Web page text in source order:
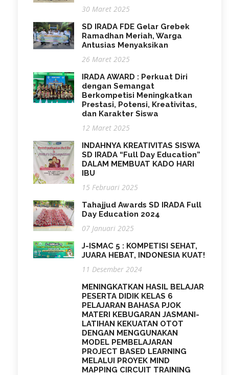
30 Maret 2025
SD IRADA FDE Gelar Grebek
Ramadhan Meriah, Warga
Antusias Menyaksikan
26 Maret 2025
IRADA AWARD : Perkuat Diri
dengan Semangat
Berkompetisi Meningkatkan
Prestasi, Potensi, Kreativitas,
dan Karakter Siswa
12 Maret 2025
INDAHNYA KREATIVITAS SISWA
SD IRADA “Full Day Education”
DALAM MEMBUAT KADO HARI
IBU
15 Februari 2025
Tahajjud Awards SD IRADA Full
Day Education 2024
07 Januari 2025
J-ISMAC 5 : KOMPETISI SEHAT,
JUARA HEBAT, INDONESIA KUAT!
11 Desember 2024
MENINGKATKAN HASIL BELAJAR
PESERTA DIDIK KELAS 6
PELAJARAN BAHASA PJOK
MATERI KEBUGARAN JASMANI-
LATIHAN KEKUATAN OTOT
DENGAN MENGGUNAKAN
MODEL PEMBELAJARAN
PROJECT BASED LEARNING
MELALUI PROYEK MIND
MAPPING CIRCUIT TRAINING